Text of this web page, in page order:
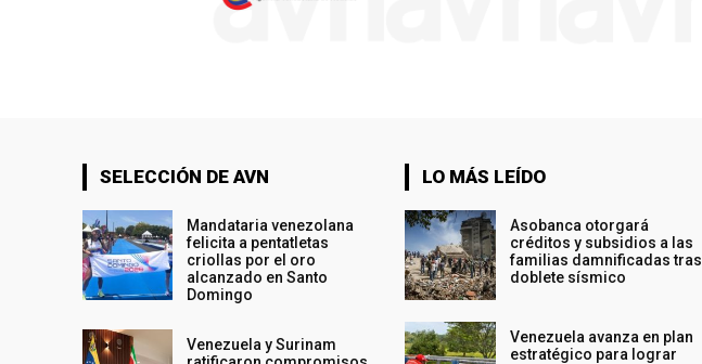
SELECCIÓN DE AVN
Mandataria venezolana
felicita a pentatletas
criollas por el oro
alcanzado en Santo
Domingo
Venezuela y Surinam
LO MÁS LEÍDO
Asobanca otorgará
créditos y subsidios a las
familias damnificadas tras
doblete sísmico
Venezuela avanza en plan
estratégico para lograr